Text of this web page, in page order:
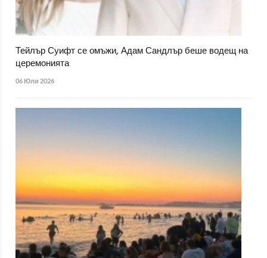
Тейлър Суифт се омъжи, Адам Сандлър беше водещ на
церемонията
06 Юли 2026